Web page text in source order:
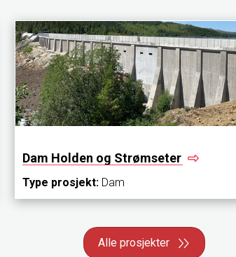
Dam Holden og Strømseter
Type prosjekt: Dam
Alle prosjekter